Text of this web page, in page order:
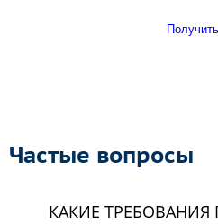
Частые вопросы
КАКИЕ